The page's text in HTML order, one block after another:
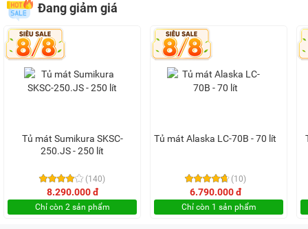
Đang giảm giá
Tủ mát Sumikura SKSC-
250.JS - 250 lít
(140)
8.290.000 đ
Chỉ còn 2 sản phẩm
Tủ mát Alaska LC-70B - 70 lít
(10)
6.790.000 đ
Chỉ còn 1 sản phẩm